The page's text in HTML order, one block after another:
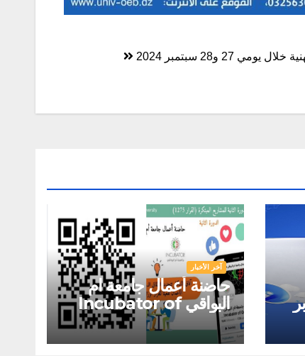
و28 سبتمبر 2024
آخر الأخبار
حاضنة أعمال جامعة ام
البواقي Incubator of
Oum El Bouaghi
University